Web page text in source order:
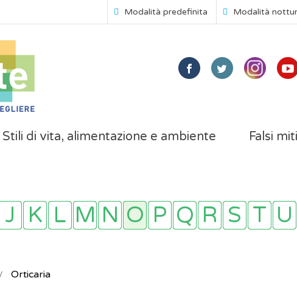
Modalità predefinita Modalità
Stili di vita, alimentazione e ambiente Falsi
Orticaria